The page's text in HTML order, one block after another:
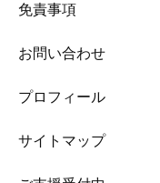
免責事項
お問い合わせ
プロフィール
サイトマップ